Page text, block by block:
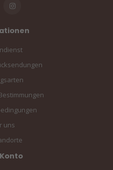
uns